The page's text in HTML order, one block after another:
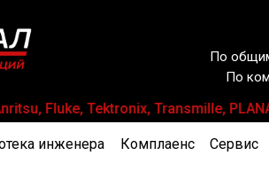
По
По
Tektronix, Transmille,
инженера Комплаенс Сервис